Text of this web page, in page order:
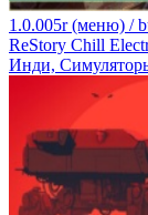
1.0.005r (меню) /
ReStory Chill
Инди,